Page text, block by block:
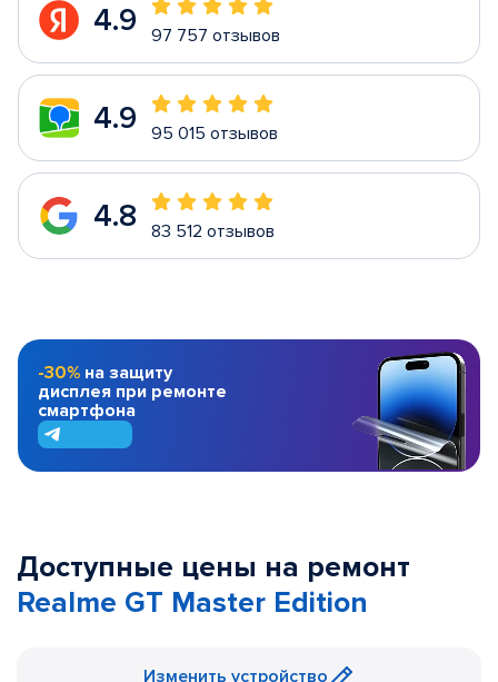
4.9 97 757 отзывов
4.9 95 015 отзывов
4.8 83 512 отзывов
-30% на защиту
дисплея при ремонте
смартфона
Доступные цены на ремонт
Realme GT Master Edition
Изменить устройство